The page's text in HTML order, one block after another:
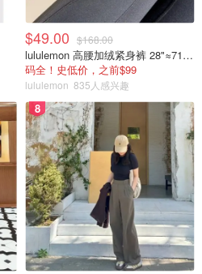
$49.00 $168.00
lululemon 高腰加绒紧身裤 28"≈71cm 5个口袋
码全！史低价，之前$99
lululemon 835人感兴趣
8